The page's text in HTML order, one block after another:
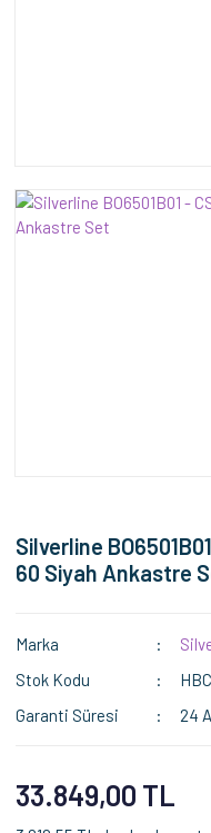
Silverline
60 Siyah Ankastre
Marka
Stok Kodu
Garanti Süresi
24
33.849,00 TL